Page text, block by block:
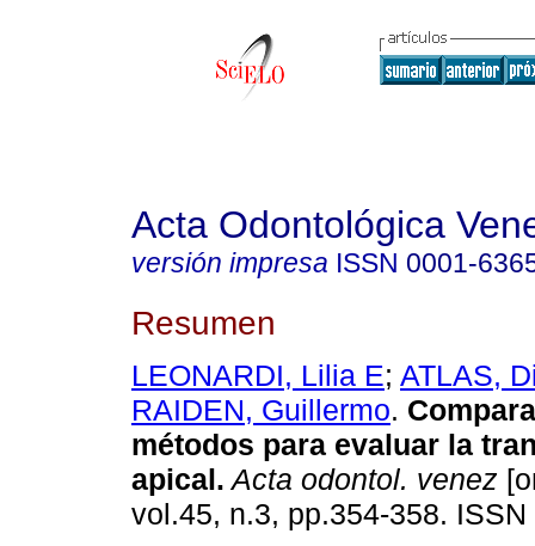
Acta Odontológica
versión impresa ISSN 0001-
Resumen
LEONARDI, Lilia E; ATLAS,
RAIDEN, Guillermo.
métodos para evaluar la
apical. Acta odontol. venez
vol.45, n.3, pp.354-358.